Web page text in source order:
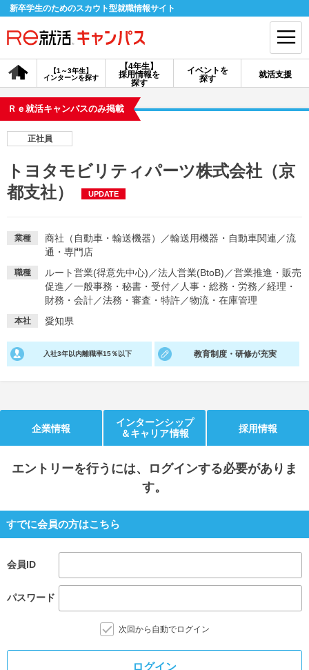
新卒学生のためのスカウト型就職情報サイト
【4年生】
採用情報を
探す
【1～3年生】
インターンを探す
イベントを
探す
就活支援
会員登録 ログイン
探す
【4年生】
イベントを探す
就活ノウハウ・サポート
就活ノウハウが満載！ お役立ち記事・相談室など
就活ニュースペーパー よくある質問
Ｒｅ就活キャンパスのみ掲載
正社員
トヨタモビリティパーツ株式会社（京
都支社）
UPDATE
業種 商社（自動車・輸送機器） ／輸送用機器・自動車関連 ／流
通・専門店
職種 ルート営業(得意先中心) ／法人営業(BtoB) ／営業推進・販売
促進 ／一般事務・秘書・受付／ 人事・総務・労務 ／経理・
財務・会計／法務・審査・特許／物流・在庫管理
本社 愛知県
入社3年以内離職率15％以下 教育制度・研修が充実
企業情報
インターンシップ
＆キャリア情報
採用情報
エントリーを行うには、ログインする必要がありま
す。
すでに会員の方はこちら
会員ID
パスワード
次回から自動でログイン
ログイン